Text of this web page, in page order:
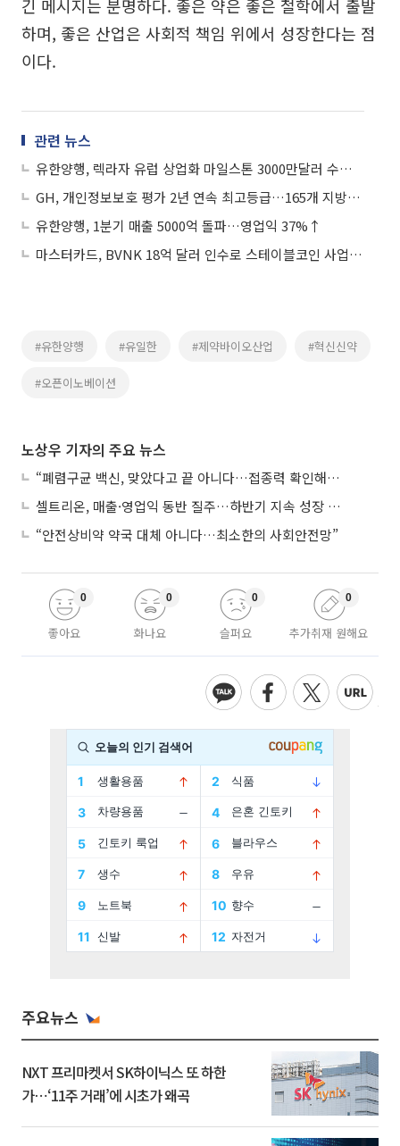
긴 메시지는 분명하다. 좋은 약은 좋은 철학에서 출발
하며, 좋은 산업은 사회적 책임 위에서 성장한다는 점
이다.
관련 뉴스
유한양행, 렉라자 유럽 상업화 마일스톤 3000만달러 수령…누적 3억달러 넘겨
GH, 개인정보보호 평가 2년 연속 최고등급…165개 지방공기업중 '유일한 S'
유한양행, 1분기 매출 5000억 돌파…영업익 37%↑
마스터카드, BVNK 18억 달러 인수로 스테이블코인 사업 본격 확장
#유한양행 #유일한 #제약바이오산업 #혁신신약
#오픈이노베이션
노상우 기자의 주요 뉴스
“폐렴구균 백신, 맞았다고 끝 아니다…접종력 확인해야”
셀트리온, 매출·영업익 동반 질주…하반기 지속 성장 전망에 주목
“안전상비약 약국 대체 아니다…최소한의 사회안전망”
좋아요
0
화나요
0
슬퍼요
0
추가취재 원해요
0
주요뉴스
NXT 프리마켓서 SK하이닉스 또 하한
가⋯‘11주 거래’에 시초가 왜곡